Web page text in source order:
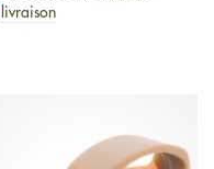
livraison